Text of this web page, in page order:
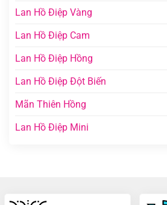
Lan Hồ Điệp Vàng
Lan Hồ Điệp Cam
Lan Hồ Điệp Hồng
Lan Hồ Điệp Đột Biến
Mãn Thiên Hồng
Lan Hồ Điệp Mini